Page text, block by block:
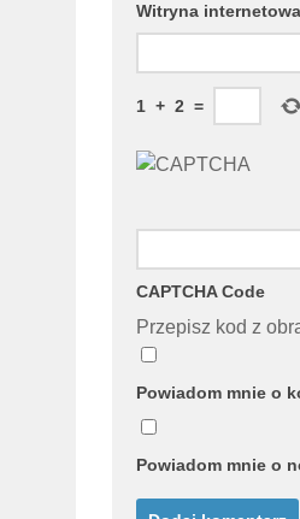
Witryna internetowa
1 + 2 =
CAPTCHA Code
Przepisz kod z
Powiadom mnie o
Powiadom mnie o